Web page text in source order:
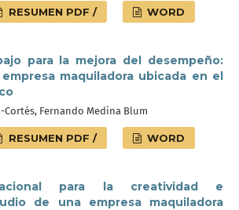
RESUMEN PDF / WORD
para la mejora del desempeño:
maquiladora ubicada en el
Cortés, Fernando Medina Blum
RESUMEN PDF / WORD
para la creatividad e
de una empresa maquiladora